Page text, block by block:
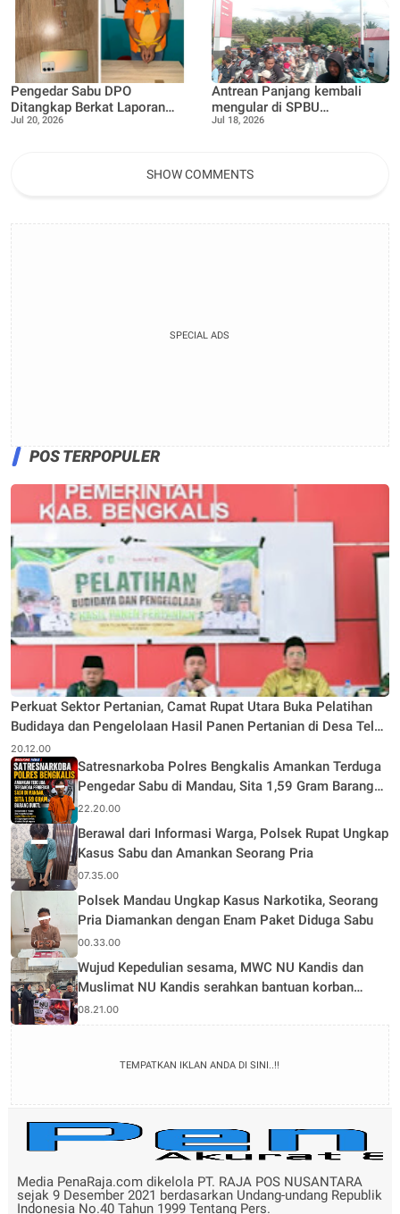
Pengedar Sabu DPO
Ditangkap Berkat Laporan
Call Center 110,
Jul 20, 2026
Antrean Panjang kembali
mengular di SPBU
16.287.090, Teluk Lecah,
Jul 18, 2026
SHOW COMMENTS
SPECIAL ADS
POS TERPOPULER
Perkuat Sektor Pertanian, Camat Rupat Utara Buka Pelatihan
Budidaya dan Pengelolaan Hasil Panen Pertanian di Desa Teluk
Rhu
20.12.00
Satresnarkoba Polres Bengkalis Amankan Terduga
Pengedar Sabu di Mandau, Sita 1,59 Gram Barang
Bukti
22.20.00
Berawal dari Informasi Warga, Polsek Rupat Ungkap
Kasus Sabu dan Amankan Seorang Pria
07.35.00
Polsek Mandau Ungkap Kasus Narkotika, Seorang
Pria Diamankan dengan Enam Paket Diduga Sabu
00.33.00
Wujud Kepedulian sesama, MWC NU Kandis dan
Muslimat NU Kandis serahkan bantuan korban
musibah kebakaran
08.21.00
TEMPATKAN IKLAN ANDA DI SINI..!!
Media PenaRaja.com dikelola PT. RAJA POS NUSANTARA
sejak 9 Desember 2021 berdasarkan Undang-undang Republik
Indonesia No.40 Tahun 1999 Tentang Pers.